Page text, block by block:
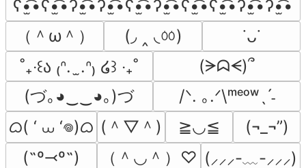
ʕ•̫͡•ʕ•̫͡•ʔ•̫͡•ʔ•̫͡•ʕ•̫͡•ʔ•̫͡•ʕ•̫͡•ʕ•̫͡•ʔ•̫͡•ʔ•̫͡•
（＾ω＾）
(◞ ‸ ◟ㆀ)
˙ᴗ˙
˚₊‧꒰ა ₍ᐢ.  ̫.ᐢ₎ ໒꒱ ‧₊˚
(ᗒᗣᗕ)՞
(づ｡◕‿‿◕｡)づ
/ᐠ. ｡.ᐟ\ᵐᵉᵒʷˎˊ˗
ᜊ( ‘ ⩊ ‘𖦹)ᜊ (＾▽＾) ≧◡≦
(¬_¬”)
(˶º⤙º˶)
（＾◡＾）♡ (⸝⸝⸝-﹏-⸝⸝⸝)